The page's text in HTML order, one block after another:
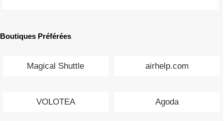
Boutiques Préférées
Magical Shuttle airhelp.com
VOLOTEA Agoda